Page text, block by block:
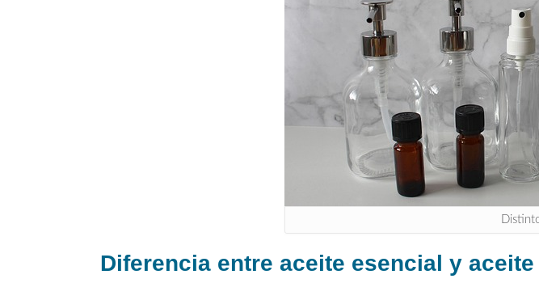
Diferencia entre aceite esencial y